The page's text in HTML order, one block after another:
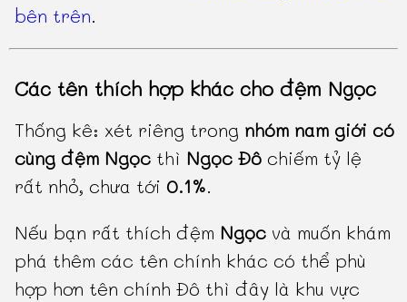
bên trên.
Các tên thích hợp khác cho đệm Ngọc
Thống kê: xét riêng trong nhóm nam giới có
cùng đệm Ngọc thì Ngọc Đô chiếm tỷ lệ
rất nhỏ, chưa tới0.1%.
Nếu bạn rất thích đệm Ngọc và muốn khám
phá thêm các tên chính khác có thể phù
hợp hơn tên chính Đô thì đây là khu vực